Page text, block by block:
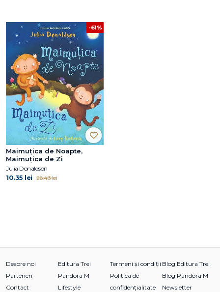
-61%
Maimuțica de Noapte,
Maimuțica de Zi
Julia Donaldson
10.35 lei 26.43 lei
Despre noi
Parteneri
Contact
Editura Trei
Pandora M
Lifestyle
Termeni și condiții
Politica de
confidențialitate
Blog Editura Trei
Blog Pandora M
Newsletter